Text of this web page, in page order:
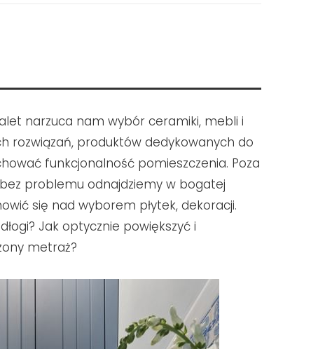
narzuca nam wybór ceramiki, mebli i
rozwiązań, produktów dedykowanych do
funkcjonalność pomieszczenia. Poza
problemu odnajdziemy w bogatej
się nad wyborem płytek, dekoracji.
Jak optycznie powiększyć i
metraż?